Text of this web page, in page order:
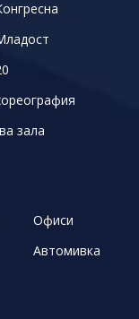
зала
Офиси
Автомивка